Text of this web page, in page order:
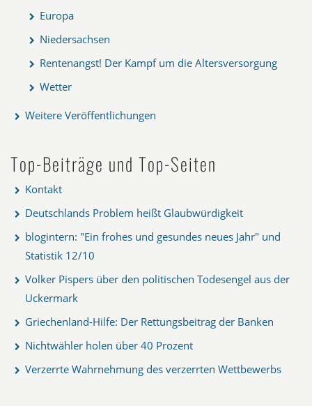
Europa
Niedersachsen
Rentenangst! Der Kampf um die Altersversorgung
Wetter
Weitere Veröffentlichungen
Top-Beiträge und Top-Seiten
Kontakt
Deutschlands Problem heißt Glaubwürdigkeit
blogintern: "Ein frohes und gesundes neues Jahr" und
Statistik 12/10
Volker Pispers über den politischen Todesengel aus der
Uckermark
Griechenland-Hilfe: Der Rettungsbeitrag der Banken
Nichtwähler holen über 40 Prozent
Verzerrte Wahrnehmung des verzerrten Wettbewerbs